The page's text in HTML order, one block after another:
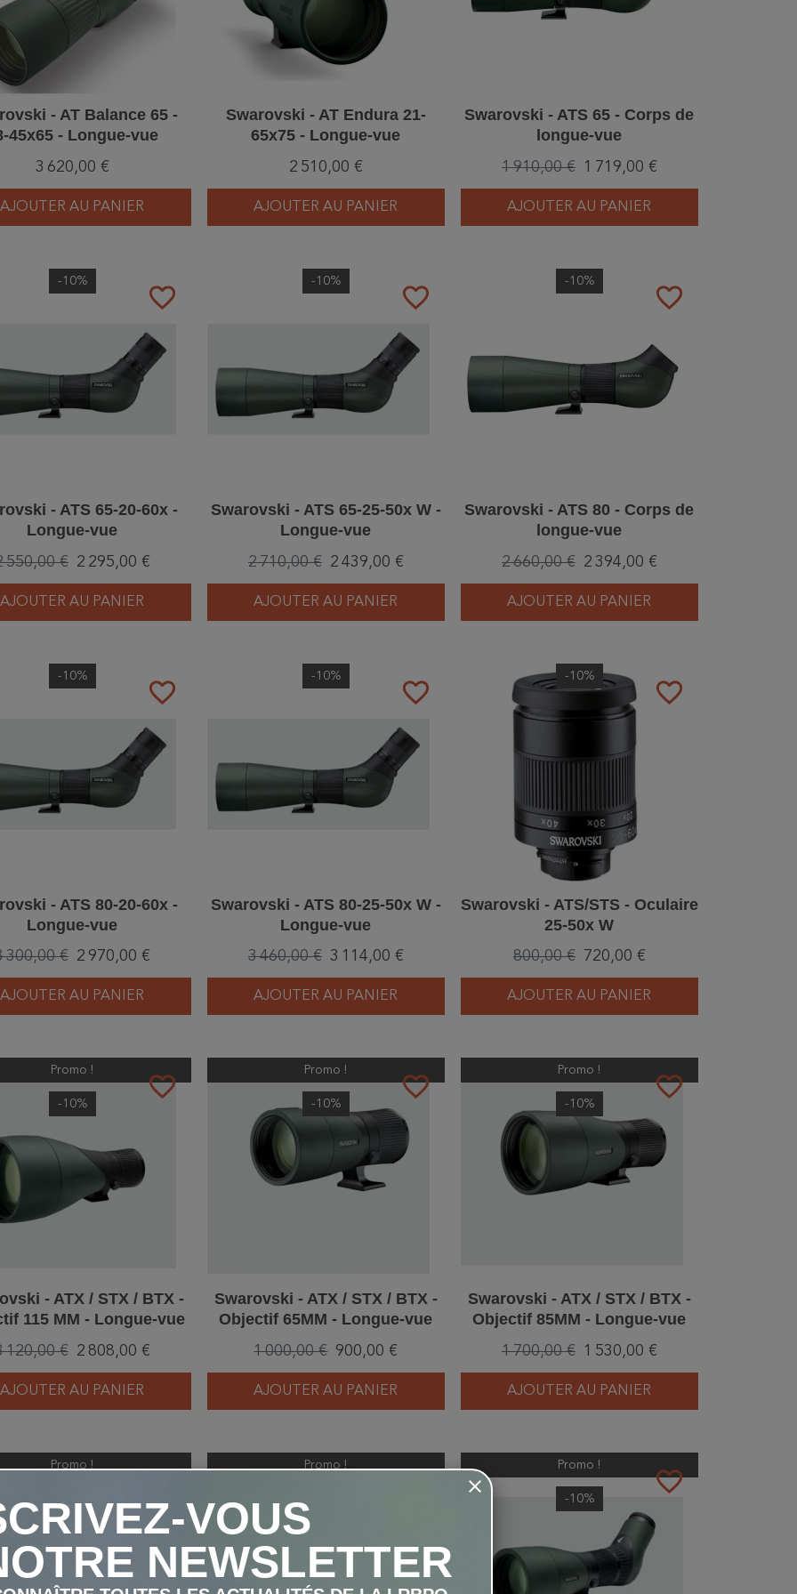
- AT Balance 65 -
45x65 - Longue-vue
3 620,00 €
AJOUTER AU PANIER
Swarovski - AT Endura 21-
65x75 - Longue-vue
2 510,00 €
AJOUTER AU PANIER
Swarovski - ATS 65 - Corps de
longue-vue
1 910,00 € 1 719,00 €
AJOUTER AU PANIER
favorite_border
-10%
- ATS 65-20-60x -
Longue-vue
550,00 € 2 295,00 €
AJOUTER AU PANIER
favorite_border
-10%
Swarovski - ATS 65-25-50x W -
Longue-vue
2 710,00 € 2 439,00 €
AJOUTER AU PANIER
favorite_border
-10%
Swarovski - ATS 80 - Corps de
longue-vue
2 660,00 € 2 394,00 €
AJOUTER AU PANIER
favorite_border
-10%
- ATS 80-20-60x -
Longue-vue
300,00 € 2 970,00 €
AJOUTER AU PANIER
favorite_border
-10%
Swarovski - ATS 80-25-50x W -
Longue-vue
3 460,00 € 3 114,00 €
AJOUTER AU PANIER
favorite_border
-10%
Swarovski - ATS/STS - Oculaire
25-50x W
800,00 € 720,00 €
AJOUTER AU PANIER
favorite_border
Promo !
-10%
- ATX / STX / BTX -
115 MM - Longue-vue
120,00 € 2 808,00 €
AJOUTER AU PANIER
favorite_border
Promo !
-10%
Swarovski - ATX / STX / BTX -
Objectif 65MM - Longue-vue
1 000,00 € 900,00 €
AJOUTER AU PANIER
favorite_border
Promo !
-10%
Swarovski - ATX / STX / BTX -
Objectif 85MM - Longue-vue
1 700,00 € 1 530,00 €
AJOUTER AU PANIER
Promo ! Promo !
favorite_border
Promo !
-10%
VOUS
NEWSLETTER